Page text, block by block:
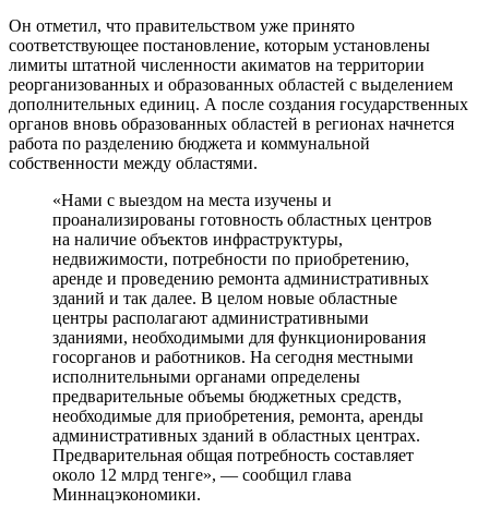
Он отметил, что правительством уже принято
соответствующее постановление, которым установлены
лимиты штатной численности акиматов на территории
реорганизованных и образованных областей с выделением
дополнительных единиц. А после создания государственных
органов вновь образованных областей в регионах начнется
работа по разделению бюджета и коммунальной
собственности между областями.
«Нами с выездом на места изучены и
проанализированы готовность областных центров
на наличие объектов инфраструктуры,
недвижимости, потребности по приобретению,
аренде и проведению ремонта административных
зданий и так далее. В целом новые областные
центры располагают административными
зданиями, необходимыми для функционирования
госорганов и работников. На сегодня местными
исполнительными органами определены
предварительные объемы бюджетных средств,
необходимые для приобретения, ремонта, аренды
административных зданий в областных центрах.
Предварительная общая потребность составляет
около 12 млрд тенге», — сообщил глава
Миннацэкономики.